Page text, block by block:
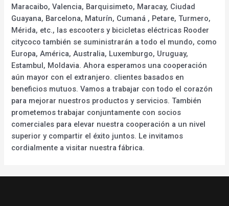
Maracaibo, Valencia, Barquisimeto, Maracay, Ciudad
Guayana, Barcelona, Maturín, Cumaná , Petare, Turmero,
Mérida, etc., las escooters y bicicletas eléctricas Rooder
citycoco también se suministrarán a todo el mundo, como
Europa, América, Australia, Luxemburgo, Uruguay,
Estambul, Moldavia. Ahora esperamos una cooperación
aún mayor con el extranjero. clientes basados en
beneficios mutuos. Vamos a trabajar con todo el corazón
para mejorar nuestros productos y servicios. También
prometemos trabajar conjuntamente con socios
comerciales para elevar nuestra cooperación a un nivel
superior y compartir el éxito juntos. Le invitamos
cordialmente a visitar nuestra fábrica.